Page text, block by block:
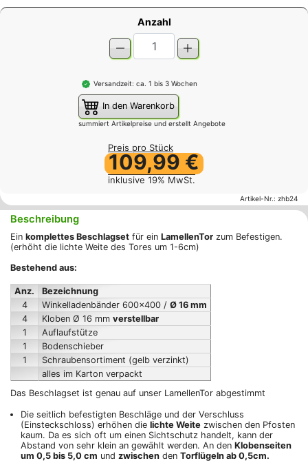
Anzahl
Versandzeit: ca. 1 bis 3 Wochen
In den Warenkorb
summiert Artikelpreise und erstellt Angebote
Preis pro Stück
109,99 €
inklusive 19% MwSt.
Artikel-Nr.: zhb24
Beschreibung
Ein komplettes Beschlagset für ein LamellenTor zum Befestigen.
(erhöht die lichte Weite des Tores um 1-6cm)
Bestehend aus:
Anz.
Bezeichnung
4
Winkelladenbänder 600x400 / Ø 16 mm
4
Kloben Ø 16 mm verstellbar
1
Auflaufstütze
1
Bodenschieber
1
Schraubensortiment (gelb verzinkt)
alles im Karton verpackt
Das Beschlagset ist genau auf unser LamellenTor abgestimmt
Die seitlich befestigten Beschläge und der Verschluss
(Einsteckschloss) erhöhen die lichte Weite zwischen den Pfosten
kaum. Da es sich oft um einen Sichtschutz handelt, kann der
Abstand von sehr klein an gewählt werden. An den Klobenseiten
um 0,5 bis 5,0 cm und zwischen den Torflügeln ab 0,5cm.